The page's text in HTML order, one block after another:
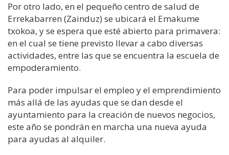
Por otro lado, en el pequeño centro de salud de
Errekabarren (Zainduz) se ubicará el Emakume
txokoa, y se espera que esté abierto para primavera:
en el cual se tiene previsto llevar a cabo diversas
actividades, entre las que se encuentra la escuela de
empoderamiento.
Para poder impulsar el empleo y el emprendimiento
más allá de las ayudas que se dan desde el
ayuntamiento para la creación de nuevos negocios,
este año se pondrán en marcha una nueva ayuda
para ayudas al alquiler.